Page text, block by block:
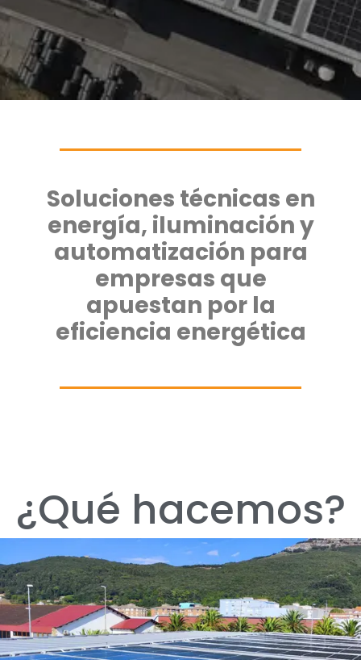
Soluciones técnicas en
energía, iluminación y
automatización para
empresas que
apuestan por la
eficiencia energética
¿Qué hacemos?